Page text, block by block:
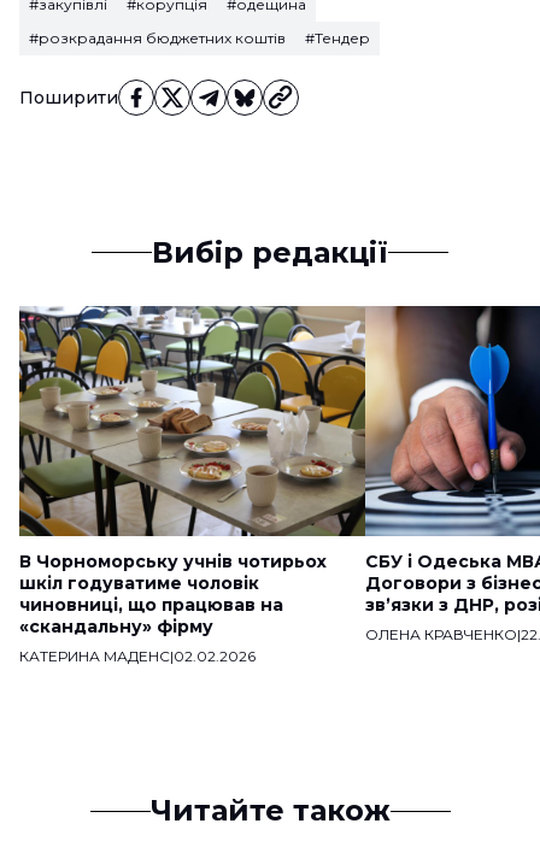
Поширити
#закупівлі #корупція
#одещина
#розкрадання бюджетних коштів
#Тендер
Вибір редакції
В Чорноморську учнів чотирьох
шкіл годуватиме чоловік
чиновниці, що працював на
«скандальну» фірму
КАТЕРИНА МАДЕНС|02.02.2026
СБУ і Одеська
Договори з
звʼязки з ДНР,
ОЛЕНА КРАВЧЕНКО|
Читайте також